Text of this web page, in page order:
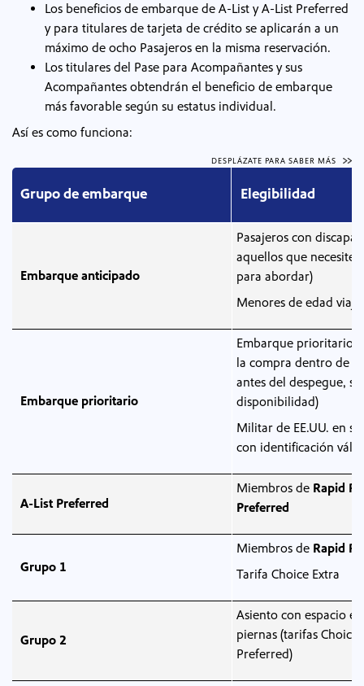
Los beneficios de embarque de A-List y A-List Preferred
y para titulares de tarjeta de crédito se aplicarán a un
máximo de ocho Pasajeros en la misma reservación.
Los titulares del Pase para Acompañantes y sus
Acompañantes obtendrán el beneficio de embarque
más favorable según su estatus individual.
Así es como funciona:
DESPLÁZATE PARA SABER MÁS
En este cuadro se comparan todos nuestros beneficios de
Grupo de embarque Elegibilidad
Embarque anticipado
Pasajeros con
aquellos que
para abordar)
Menores de edad
Embarque prioritario
Embarque prioritario​​​​​​​
la compra​​​​​​​ dentro de
antes del despegue,
disponibilidad)
Militar de EE.UU. en
con identificación
A-List Preferred
Miembros de Rapid
Preferred
Grupo 1
Miembros de Rapid
Tarifa Choice Extra
Grupo 2
Asiento con espacio
piernas (tarifas Choice
Preferred)